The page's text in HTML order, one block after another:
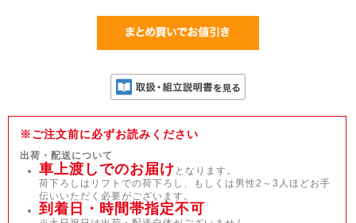
※ご注文前に必ずお読みください
出荷・配送について
車上渡しでのお届け となります。
荷下ろしはリフトでの荷下ろし、もしくは男性2～3人ほどお手
伝いいただく必要がございます。
到着日・時間帯指定不可